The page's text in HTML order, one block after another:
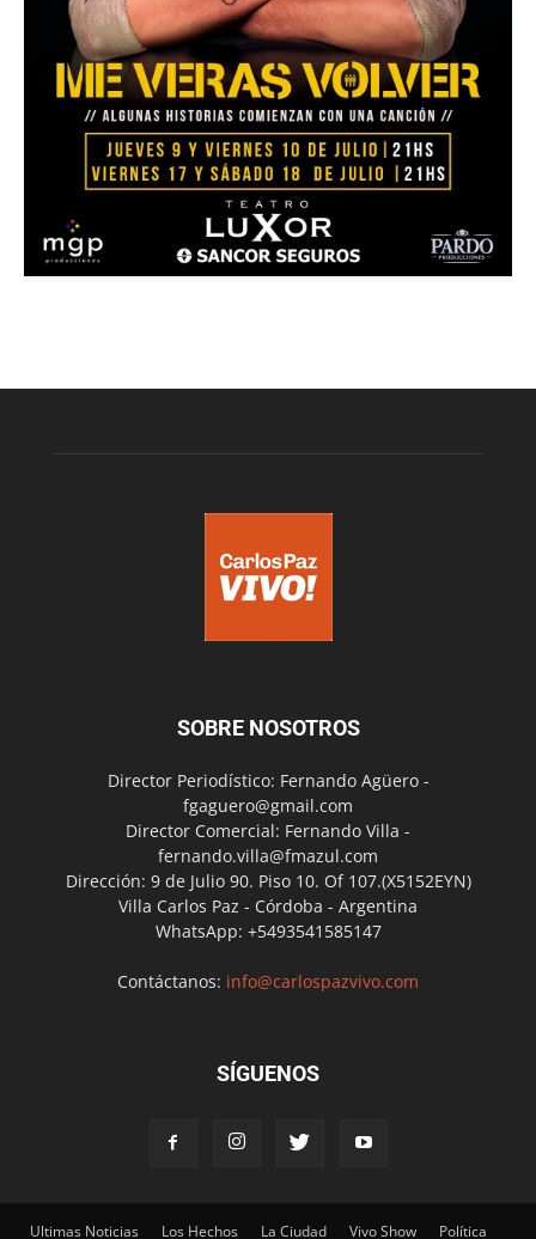
SOBRE NOSOTROS
Director Periodístico: Fernando Agüero -
fgaguero@gmail.com
Director Comercial: Fernando Villa -
fernando.villa@fmazul.com
Dirección: 9 de Julio 90. Piso 10. Of 107.(X5152EYN)
Villa Carlos Paz - Córdoba - Argentina
WhatsApp: +5493541585147
Contáctanos: info@carlospazvivo.com
SÍGUENOS
Ultimas Noticias Los Hechos La Ciudad Vivo Show Política